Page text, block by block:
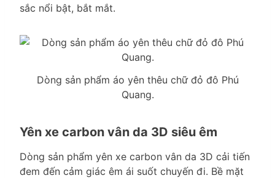
sắc nổi bật, bắt mắt.
Dòng sản phẩm áo yên thêu chữ đỏ đô Phú
Quang.
Yên xe carbon vân da 3D siêu êm
Dòng sản phẩm yên xe carbon vân da 3D cải tiến
đem đến cảm giác êm ái suốt chuyến đi. Bề mặt